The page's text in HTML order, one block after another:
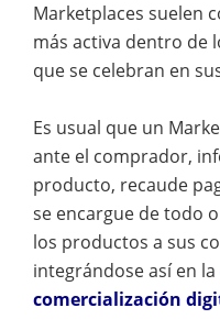
Marketplaces suelen
más activa dentro de
que se celebran en
Es usual que un
ante el comprador,
producto, recaude
se encargue de todo
los productos a sus
integrándose así en la
comercialización